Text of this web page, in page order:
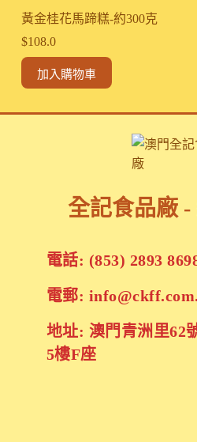
黃金桂花馬蹄糕-約300克
$108.0
加入購物車
全記食品廠
電話: (853) 2893
電郵:
地址: 澳門青洲里62
5樓F座